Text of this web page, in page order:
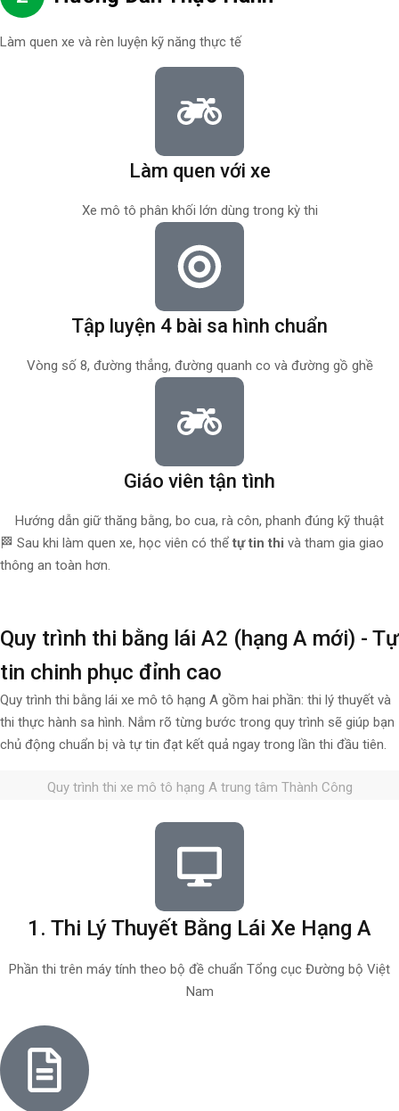
Làm quen xe và rèn luyện kỹ năng thực tế
Làm quen với xe
Xe mô tô phân khối lớn dùng trong kỳ thi
Tập luyện 4 bài sa hình chuẩn
Vòng số 8, đường thẳng, đường quanh co và đường gồ ghề
Giáo viên tận tình
Hướng dẫn giữ thăng bằng, bo cua, rà côn, phanh đúng kỹ thuật
🏁 Sau khi làm quen xe, học viên có thể tự tin thi và tham gia giao
thông an toàn hơn.
Quy trình thi bằng lái A2 (hạng A mới) - Tự
tin chinh phục đỉnh cao
Quy trình thi bằng lái xe mô tô hạng A gồm hai phần: thi lý thuyết và
thi thực hành sa hình. Nắm rõ từng bước trong quy trình sẽ giúp bạn
chủ động chuẩn bị và tự tin đạt kết quả ngay trong lần thi đầu tiên.
Quy trình thi xe mô tô hạng A trung tâm Thành Công
1. Thi Lý Thuyết Bằng Lái Xe Hạng A
Phần thi trên máy tính theo bộ đề chuẩn Tổng cục Đường bộ Việt
Nam